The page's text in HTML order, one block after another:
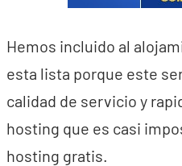
Hemos incluido al
esta lista porque este
calidad de servicio y
hosting que es casi
hosting gratis.